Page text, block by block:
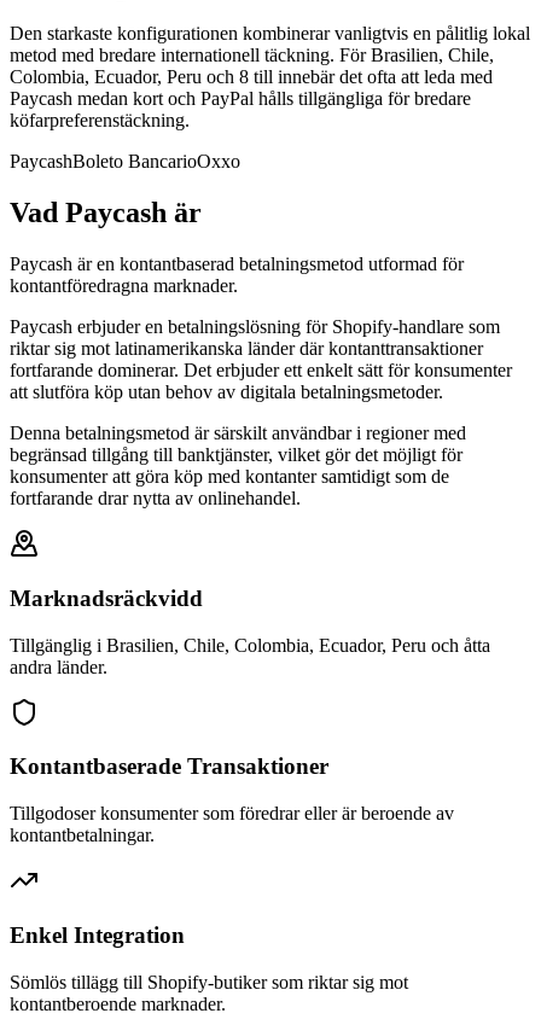
Den starkaste konfigurationen kombinerar vanligtvis en pålitlig lokal
metod med bredare internationell täckning. För Brasilien, Chile,
Colombia, Ecuador, Peru och 8 till innebär det ofta att leda med
Paycash medan kort och PayPal hålls tillgängliga för bredare
köfarpreferenstäckning.
PaycashBoleto BancarioOxxo
Vad Paycash är
Paycash är en kontantbaserad betalningsmetod utformad för
kontantföredragna marknader.
Paycash erbjuder en betalningslösning för Shopify-handlare som
riktar sig mot latinamerikanska länder där kontanttransaktioner
fortfarande dominerar. Det erbjuder ett enkelt sätt för konsumenter
att slutföra köp utan behov av digitala betalningsmetoder.
Denna betalningsmetod är särskilt användbar i regioner med
begränsad tillgång till banktjänster, vilket gör det möjligt för
konsumenter att göra köp med kontanter samtidigt som de
fortfarande drar nytta av onlinehandel.
Marknadsräckvidd
Tillgänglig i Brasilien, Chile, Colombia, Ecuador, Peru och åtta
andra länder.
Kontantbaserade Transaktioner
Tillgodoser konsumenter som föredrar eller är beroende av
kontantbetalningar.
Enkel Integration
Sömlös tillägg till Shopify-butiker som riktar sig mot
kontantberoende marknader.